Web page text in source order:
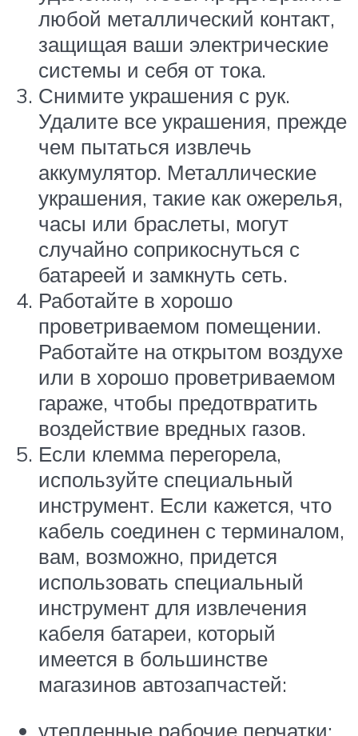
любой металлический контакт,
защищая ваши электрические
системы и себя от тока.
Снимите украшения с рук.
Удалите все украшения, прежде
чем пытаться извлечь
аккумулятор. Металлические
украшения, такие как ожерелья,
часы или браслеты, могут
случайно соприкоснуться с
батареей и замкнуть сеть.
Работайте в хорошо
проветриваемом помещении.
Работайте на открытом воздухе
или в хорошо проветриваемом
гараже, чтобы предотвратить
воздействие вредных газов.
Если клемма перегорела,
используйте специальный
инструмент. Если кажется, что
кабель соединен с терминалом,
вам, возможно, придется
использовать специальный
инструмент для извлечения
кабеля батареи, который
имеется в большинстве
магазинов автозапчастей:
утепленные рабочие перчатки;